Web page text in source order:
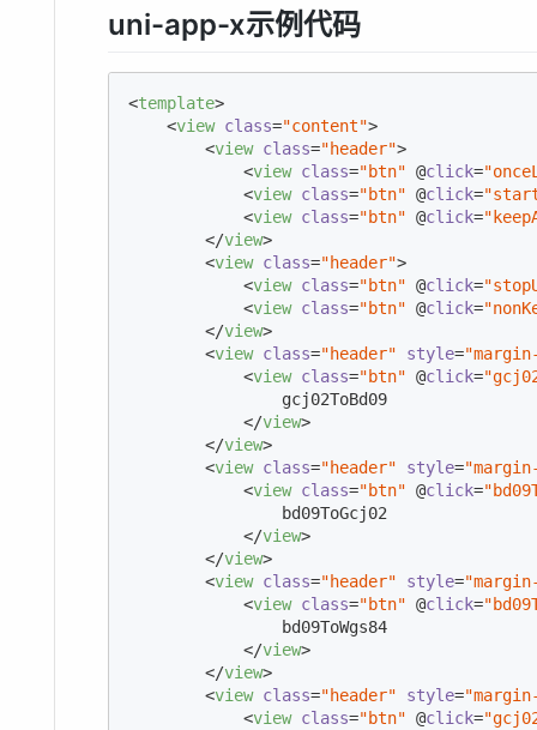
uni-app-x示例代码
<template>
<view class="content">
<view class="header">
<view class="btn" @click=
<view class="btn" @click=
<view class="btn" @click=
</view>
<view class="header">
<view class="btn" @click=
<view class="btn" @click=
</view>
<view class="header" style=
<view class="btn" @click=
                gcj02ToBd09
</view>
</view>
<view class="header" style=
<view class="btn" @click=
                bd09ToGcj02
</view>
</view>
<view class="header" style=
<view class="btn" @click=
                bd09ToWgs84
</view>
</view>
<view class="header" style=
<view class="btn" @click=